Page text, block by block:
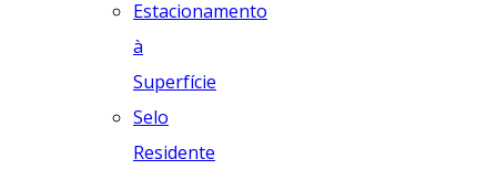
Estacionamento
à
Superfície
Selo
Residente